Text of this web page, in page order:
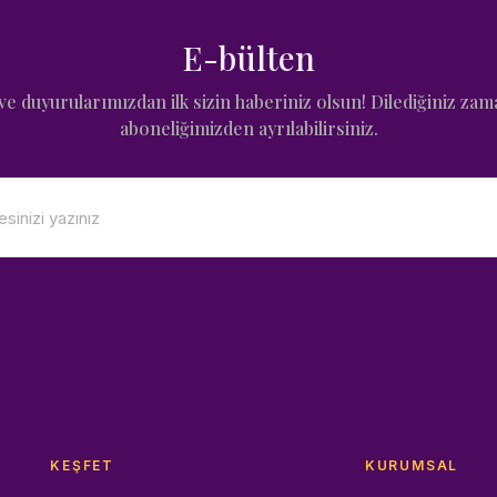
E-bülten
duyurularımızdan ilk sizin haberiniz olsun! Dilediğiniz
aboneliğimizden ayrılabilirsiniz.
KEŞFET KURUMSAL